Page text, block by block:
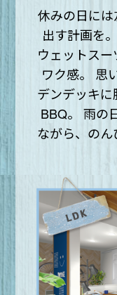
休みの日に
出す計画を。
ウェットス
ワク感。
思
デンデッキ
BBQ。
雨の
ながら、の